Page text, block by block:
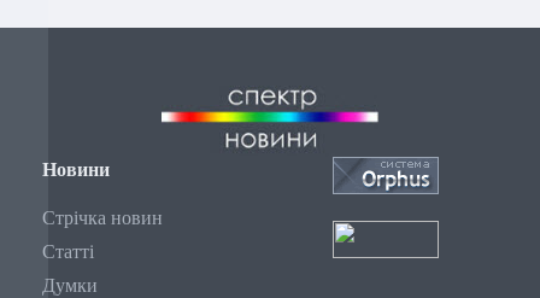
Новини
Стрічка новин
Статті
Думки